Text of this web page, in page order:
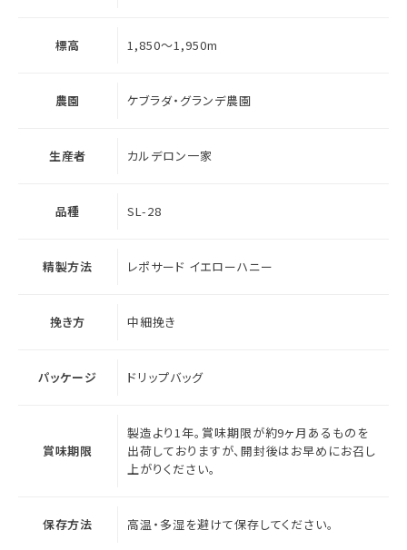
標高 1,850～1,950m
農園 ケブラダ・グランデ農園
生産者 カルデロン一家
品種 SL-28
精製方法 レポサード イエローハニー
挽き方 中細挽き
パッケージ ドリップバッグ
賞味期限
製造より1年。賞味期限が約9ヶ月あるものを
出荷しておりますが、開封後はお早めにお召し
上がりください。
保存方法 高温・多湿を避けて保存してください。